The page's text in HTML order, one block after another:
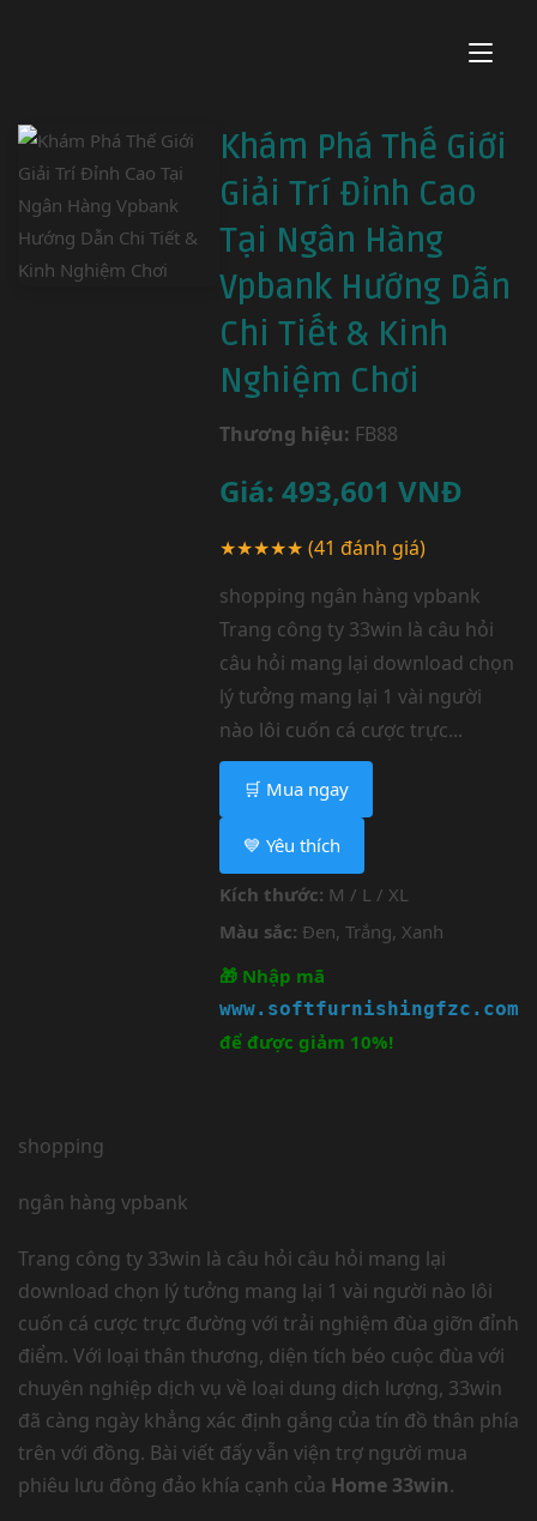
Khám Phá Thế Giới
Giải Trí Đỉnh Cao
Tại Ngân Hàng
Vpbank Hướng Dẫn
Chi Tiết & Kinh
Nghiệm Chơi
Thương hiệu: FB88
Giá: 493,601 VNĐ
★★★★★ (41 đánh giá)
shopping ngân hàng vpbank
Trang công ty 33win là câu hỏi
câu hỏi mang lại download chọn
lý tưởng mang lại 1 vài người
nào lôi cuốn cá cược trực...
🛒 Mua ngay
💙 Yêu thích
Kích thước: M / L / XL
Màu sắc: Đen, Trắng, Xanh
🎁 Nhập mã
www.softfurnishingfzc.com
để được giảm 10%!
shopping
ngân hàng vpbank
Trang công ty 33win là câu hỏi câu hỏi mang lại
download chọn lý tưởng mang lại 1 vài người nào lôi
cuốn cá cược trực đường với trải nghiệm đùa giỡn đỉnh
điểm. Với loại thân thương, diện tích béo cuộc đùa với
chuyên nghiệp dịch vụ về loại dung dịch lượng, 33win
đã càng ngày khẳng xác định gắng của tín đồ thân phía
trên với đồng. Bài viết đấy vẫn viện trợ người mua
phiêu lưu đông đảo khía cạnh của Home 33win.